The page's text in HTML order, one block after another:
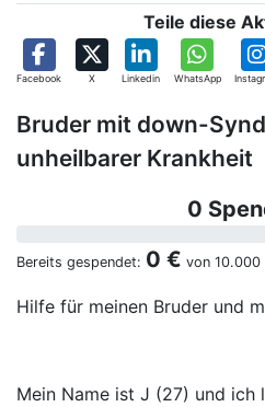
Teile diese
Facebook X Linkedin WhatsApp
Bruder mit down-
unheilbarer Krankheit
0
Bereits gespendet: 0 € von 10.000
Hilfe für meinen Bruder und
Mein Name ist J (27) und ich